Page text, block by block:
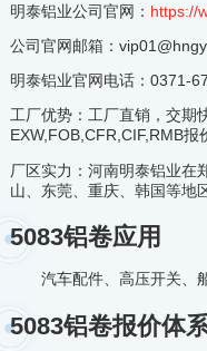
明泰铝业公司官网： https://
公司官网邮箱：
明泰铝业官网电话：0371-
工厂优势：工厂直销，交期
EXW,FOB,CFR,CIF,RMB报
厂区实力：河南明泰铝业在
山、东莞、重庆、韩国等地
5083铝卷应用
汽车配件、高压开关、
5083铝卷报价体